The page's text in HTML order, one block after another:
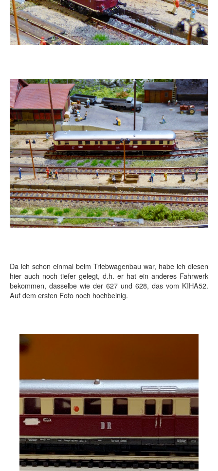
Da ich schon einmal beim Triebwagenbau war, habe ich diesen
hier auch noch tiefer gelegt, d.h. er hat ein anderes Fahrwerk
bekommen, dasselbe wie der 627 und 628, das vom KIHA52.
Auf dem ersten Foto noch hochbeinig.